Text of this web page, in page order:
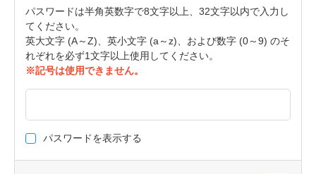
パスワードは半角英数字で8文字以上、32文字以内で入力し
てください。
英大文字 (A～Z)、英小文字 (a～z)、および数字 (0～9) のそ
れぞれを必ず1文字以上使用してください。
※記号は使用できません。
パスワードを表示する